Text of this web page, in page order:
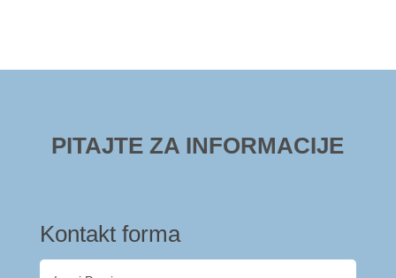
PITAJTE ZA INFORMACIJE
Kontakt forma